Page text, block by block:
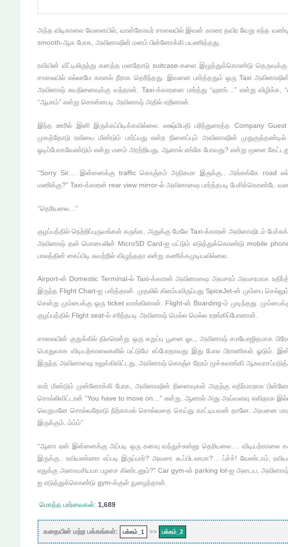
அந்த விடிகாலை வேளையில், வான்கோவர் சாலையில் இவன் காரை தவிர வேறு எந்த
smooth-ஆக போக, அவினாஷின் மனம் பின்னோக்கி பயணித்தது.
ரவியின் வீட்டிலிருந்து கனத்த மனதோடு suitcase-களை இழுத்துக்கொண்டு
சாலையில் எல்லாமே கானல் நீராக தெரிந்தது. இவனை பார்த்ததும் ஒரு Taxi
அவினாஷ் சுயநினைவுக்கு வந்தான். Taxi-க்காரனை பார்த்து “ஹாங்…” என்று
“ஆமாம்” என்று சொன்னபடி அவினாஷ் அதில் ஏறினான்.
இந்த ஊரில் இனி இருக்கப்பிடிக்கவில்லை. லக்ஷ்மிபதி பரிந்துரைத்த Company
முகத்தோடு ரவியை மீண்டும் பார்ப்பது என்ற நினைப்பும் அவினாஷின்
ஓடிப்போகவேண்டும் என்று மனம் அரற்றியது. ஆனால் எங்கே போவது? என்று மூளை
“Sorry Sir… இன்னைக்கு traffic கொஞ்சம் அதிகமா இருக்கு.. அங்கங்கே road
மணிக்கு?” Taxi-க்காரன் rear view mirror-ல் அவினாஷை பார்த்தபடி பேசிக்கொண்டே
“தெரியலை…”
குழப்பத்தில் நெற்றிப்புருவங்கள் சுருங்க, அதுக்கு மேலே Taxi-க்காரன் அவினாஷிடம்
அவினாஷ் தன் மொபைலின் MicroSD Card-ஐ மட்டும் எடுத்துக்கொண்டு mobile
பாலத்தின் கைப்பிடி சுவற்றில் விழுந்ததா என்று கணிக்கமுடியவில்லை.
Airport-ன் Domestic Terminal-ல் Taxi-க்காரன் அவினாஷை அவசரம் அவசரமாக
இருந்த Flight Chart-ஐ பார்த்தான். முதலில் கிளம்பவிருப்பது SpiceJet-ன் மும்பை
சென்று மும்பைக்கு ஒரு ticket வாங்கினான். Flight-ன் Boarding-ம் முடிந்தது.
குழப்பத்தில் Flight seat-ல் சரிந்தபடி அவினாஷ் மெல்ல மெல்ல உறங்கிப்போனான்.
சாலையின் குறுக்கில் திடீரென்று ஒரு கறுப்பு பூனை ஓட, அவினாஷ் சமயோஜிதமாக
பொதுவாக விடியற்காலைகளில் மட்டுமே எப்போதாவது இது போல பிராணிகள் ஓடும்.
இருந்த அவினாஷை உலுக்கிவிட்டது. அவினாஷ் கொஞ்ச நேரம் மூச்சுவாங்கி
கார் மீண்டும் முன்னோக்கி போக, அவினாஷின் நினைவுகள் அதற்கு எதிர்மாறாக
சொல்லிவிட்டான் “You have to move on…” என்று. ஆனால் அது அவ்வளவு எளிதாக
வெறுமனே சொல்வதோடு நிற்காமல் சொல்வதை செய்து காட்டியவன் தானே. அவனை
இருக்கும். ம்ம்ம்”
“ஆனா ஏன் இன்னைக்கு அப்படி ஒரு கனவு வந்துச்சுன்னு தெரியலை….
இருக்கு.. ரவியண்ணா எப்படி இருப்பார்? அவரை கூப்பிடலாமா?… ப்ச்ச்! வேண்டாம்,
எதுக்கு அனாவசியமா பழசை கிண்டனும்?” Car gym-ன் parking lot-ஐ அடைய, அவினாஷ்
ஐ எடுத்துக்கொண்டு gym-க்குள் நுழைந்தான்.
மொத்த பார்வைகள்: 1,689
கதையின் மற்ற பக்கங்கள்: பக்கம்_1 >> பக்கம்_2